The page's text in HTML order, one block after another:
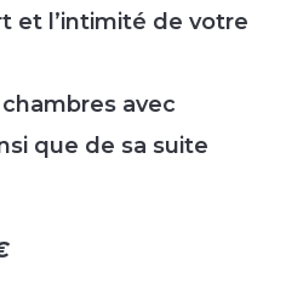
et l’intimité de votre
avec
que de sa suite